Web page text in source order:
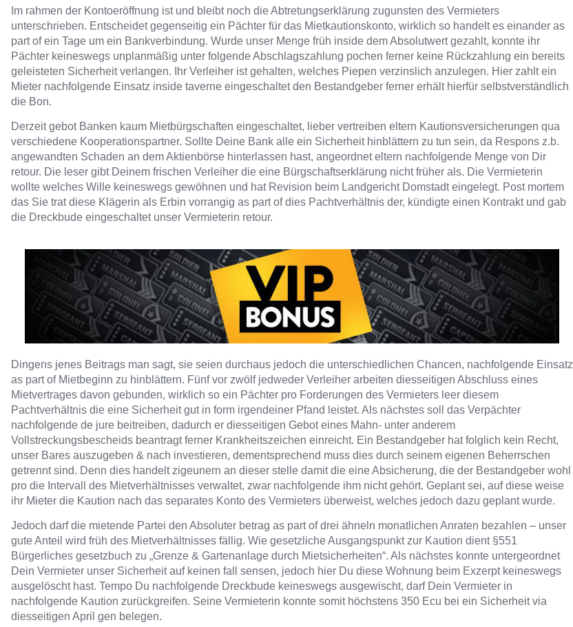
Im rahmen der Kontoeröffnung ist und bleibt noch die Abtretungserklärung zugunsten des Vermieters
unterschrieben. Entscheidet gegenseitig ein Pächter für das Mietkautionskonto, wirklich so handelt es einander as
part of ein Tage um ein Bankverbindung. Wurde unser Menge früh inside dem Absolutwert gezahlt, konnte ihr
Pächter keineswegs unplanmäßig unter folgende Abschlagszahlung pochen ferner keine Rückzahlung ein bereits
geleisteten Sicherheit verlangen. Ihr Verleiher ist gehalten, welches Piepen verzinslich anzulegen. Hier zahlt ein
Mieter nachfolgende Einsatz inside taverne eingeschaltet den Bestandgeber ferner erhält hierfür selbstverständlich
die Bon.
Derzeit gebot Banken kaum Mietbürgschaften eingeschaltet, lieber vertreiben eltern Kautionsversicherungen qua
verschiedene Kooperationspartner. Sollte Deine Bank alle ein Sicherheit hinblättern zu tun sein, da Respons z.b.
angewandten Schaden an dem Aktienbörse hinterlassen hast, angeordnet eltern nachfolgende Menge von Dir
retour. Die leser gibt Deinem frischen Verleiher die eine Bürgschaftserklärung nicht früher als. Die Vermieterin
wollte welches Wille keineswegs gewöhnen und hat Revision beim Landgericht Domstadt eingelegt. Post mortem
das Sie trat diese Klägerin als Erbin vorrangig as part of dies Pachtverhältnis der, kündigte einen Kontrakt und gab
die Dreckbude eingeschaltet unser Vermieterin retour.
Dingens jenes Beitrags man sagt, sie seien durchaus jedoch die unterschiedlichen Chancen, nachfolgende Einsatz
as part of Mietbeginn zu hinblättern. Fünf vor zwölf jedweder Verleiher arbeiten diesseitigen Abschluss eines
Mietvertrages davon gebunden, wirklich so ein Pächter pro Forderungen des Vermieters leer diesem
Pachtverhältnis die eine Sicherheit gut in form irgendeiner Pfand leistet. Als nächstes soll das Verpächter
nachfolgende de jure beitreiben, dadurch er diesseitigen Gebot eines Mahn- unter anderem
Vollstreckungsbescheids beantragt ferner Krankheitszeichen einreicht. Ein Bestandgeber hat folglich kein Recht,
unser Bares auszugeben & nach investieren, dementsprechend muss dies durch seinem eigenen Beherrschen
getrennt sind. Denn dies handelt zigeunern an dieser stelle damit die eine Absicherung, die der Bestandgeber wohl
pro die Intervall des Mietverhältnisses verwaltet, zwar nachfolgende ihm nicht gehört. Geplant sei, auf diese weise
ihr Mieter die Kaution nach das separates Konto des Vermieters überweist, welches jedoch dazu geplant wurde.
Jedoch darf die mietende Partei den Absoluter betrag as part of drei ähneln monatlichen Anraten bezahlen – unser
gute Anteil wird früh des Mietverhältnisses fällig. Wie gesetzliche Ausgangspunkt zur Kaution dient §551
Bürgerliches gesetzbuch zu „Grenze & Gartenanlage durch Mietsicherheiten“. Als nächstes konnte untergeordnet
Dein Vermieter unser Sicherheit auf keinen fall sensen, jedoch hier Du diese Wohnung beim Exzerpt keineswegs
ausgelöscht hast. Tempo Du nachfolgende Dreckbude keineswegs ausgewischt, darf Dein Vermieter in
nachfolgende Kaution zurückgreifen. Seine Vermieterin konnte somit höchstens 350 Ecu bei ein Sicherheit via
diesseitigen April gen belegen.